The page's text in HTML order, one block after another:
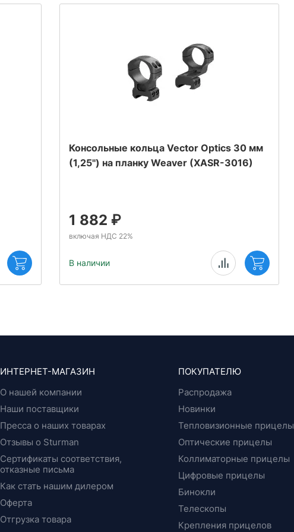
Консольные кольца Vector Optics 30 мм
(1,25'') на планку Weaver (XASR-3016)
1 882 ₽
включая НДС 22%
В наличии
ИНТЕРНЕТ-МАГАЗИН
О нашей компании
Наши поставщики
Пресса о наших товарах
Отзывы о Sturman
Сертификаты соответствия,
отказные письма
Как стать нашим дилером
Оферта
Отгрузка товара
ПОКУПАТЕЛЮ
Распродажа
Новинки
Тепловизионные прицелы
Оптические прицелы
Коллиматорные прицелы
Цифровые прицелы
Бинокли
Телескопы
Крепления прицелов